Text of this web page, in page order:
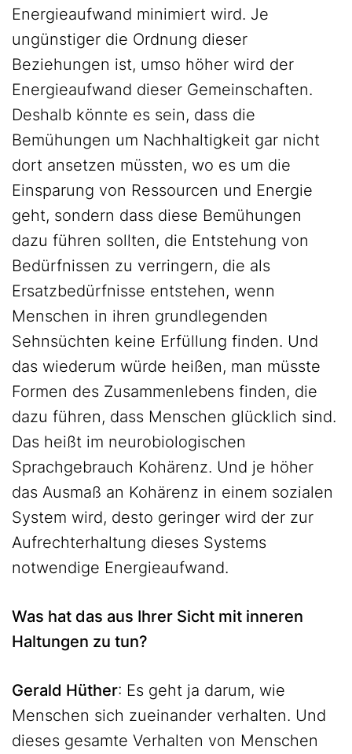
Energieaufwand minimiert wird. Je
ungünstiger die Ordnung dieser
Beziehungen ist, umso höher wird der
Energieaufwand dieser Gemeinschaften.
Deshalb könnte es sein, dass die
Bemühungen um Nachhaltigkeit gar nicht
dort ansetzen müssten, wo es um die
Einsparung von Ressourcen und Energie
geht, sondern dass diese Bemühungen
dazu führen sollten, die Entstehung von
Bedürfnissen zu verringern, die als
Ersatzbedürfnisse entstehen, wenn
Menschen in ihren grundlegenden
Sehnsüchten keine Erfüllung finden. Und
das wiederum würde heißen, man müsste
Formen des Zusammenlebens finden, die
dazu führen, dass Menschen glücklich sind.
Das heißt im neurobiologischen
Sprachgebrauch Kohärenz. Und je höher
das Ausmaß an Kohärenz in einem sozialen
System wird, desto geringer wird der zur
Aufrechterhaltung dieses Systems
notwendige Energieaufwand.
Was hat das aus Ihrer Sicht mit inneren
Haltungen zu tun?
Gerald Hüther: Es geht ja darum, wie
Menschen sich zueinander verhalten. Und
dieses gesamte Verhalten von Menschen